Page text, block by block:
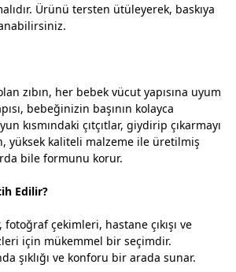
Ürünü tersten ütüleyerek, baskıya
zıbın, her bebek vücut yapısına uyum
bebeğinizin başının kolayca
kısmındaki çıtçıtlar, giydirip çıkarmayı
yüksek kaliteli malzeme ile üretilmiş
bile formunu korur.
Edilir?
fotoğraf çekimleri, hastane çıkışı ve
için mükemmel bir seçimdir.
şıklığı ve konforu bir arada sunar.